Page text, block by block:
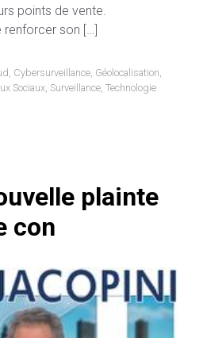
points de vente.
son […]
Cybersurveillance, Géolocalisation
Sociaux Surveillance Technologie
plainte
con